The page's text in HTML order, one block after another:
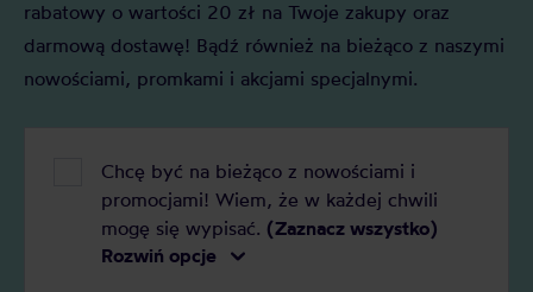
rabatowy o wartości 20 zł na Twoje zakupy oraz
darmową dostawę! Bądź również na bieżąco z naszymi
nowościami, promkami i akcjami specjalnymi.
Chcę być na bieżąco z nowościami i
promocjami! Wiem, że w każdej chwili
mogę się wypisać. (Zaznacz wszystko)
Rozwiń opcje